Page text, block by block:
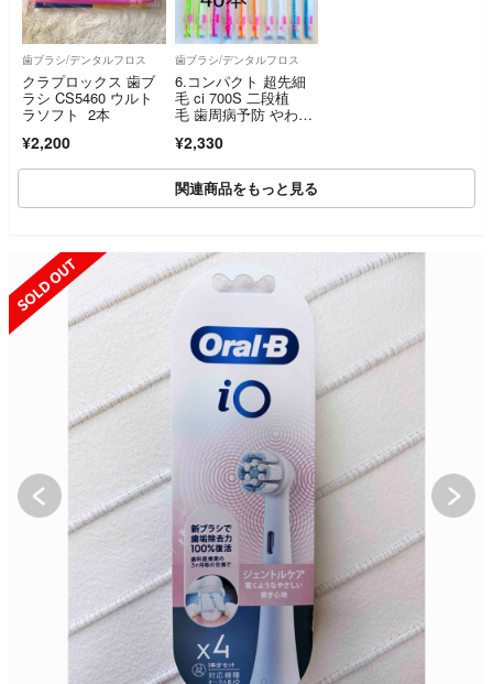
歯ブラシ/デンタルフロス
クラプロックス 歯ブ
ラシ CS5460 ウルト
ラソフト 2本
¥2,200
歯ブラシ/デンタルフロス
6.コンパクト 超先細
毛 ci 700S 二段植
毛 歯周病予防 やわら
¥2,330
関連商品をもっと見る
SOLD OUT